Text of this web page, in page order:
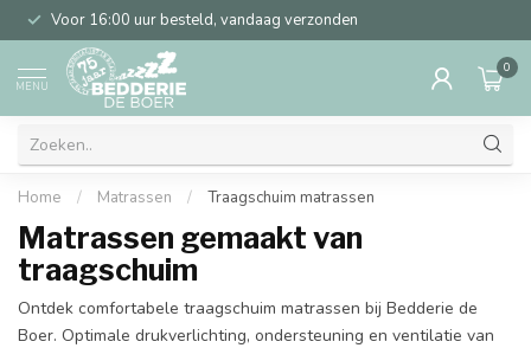
Voor 16:00 uur besteld, vandaag verzonden
MENU
0
Home / Matrassen / Traagschuim matrassen
Matrassen gemaakt van
traagschuim
Ontdek comfortabele traagschuim matrassen bij Bedderie de
Boer. Optimale drukverlichting, ondersteuning en ventilatie van